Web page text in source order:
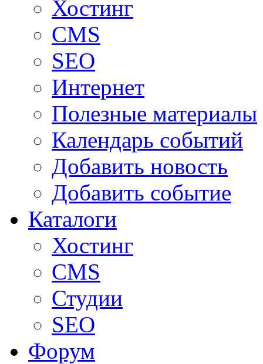
Хостинг
CMS
SEO
Интернет
Полезные материалы
Календарь событий
Добавить новость
Добавить событие
Каталоги
Хостинг
CMS
Студии
SEO
Форум